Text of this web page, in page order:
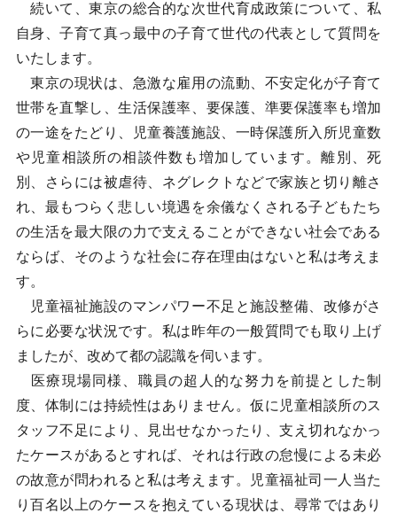
続いて、東京の総合的な次世代育成政策について、私
自身、子育て真っ最中の子育て世代の代表として質問を
いたします。
東京の現状は、急激な雇用の流動、不安定化が子育て
世帯を直撃し、生活保護率、要保護、準要保護率も増加
の一途をたどり、児童養護施設、一時保護所入所児童数
や児童相談所の相談件数も増加しています。離別、死
別、さらには被虐待、ネグレクトなどで家族と切り離さ
れ、最もつらく悲しい境遇を余儀なくされる子どもたち
の生活を最大限の力で支えることができない社会である
ならば、そのような社会に存在理由はないと私は考えま
す。
児童福祉施設のマンパワー不足と施設整備、改修がさ
らに必要な状況です。私は昨年の一般質問でも取り上げ
ましたが、改めて都の認識を伺います。
医療現場同様、職員の超人的な努力を前提とした制
度、体制には持続性はありません。仮に児童相談所のス
タッフ不足により、見出せなかったり、支え切れなかっ
たケースがあるとすれば、それは行政の怠慢による未必
の故意が問われると私は考えます。児童福祉司一人当た
り百名以上のケースを抱えている現状は、尋常ではあり